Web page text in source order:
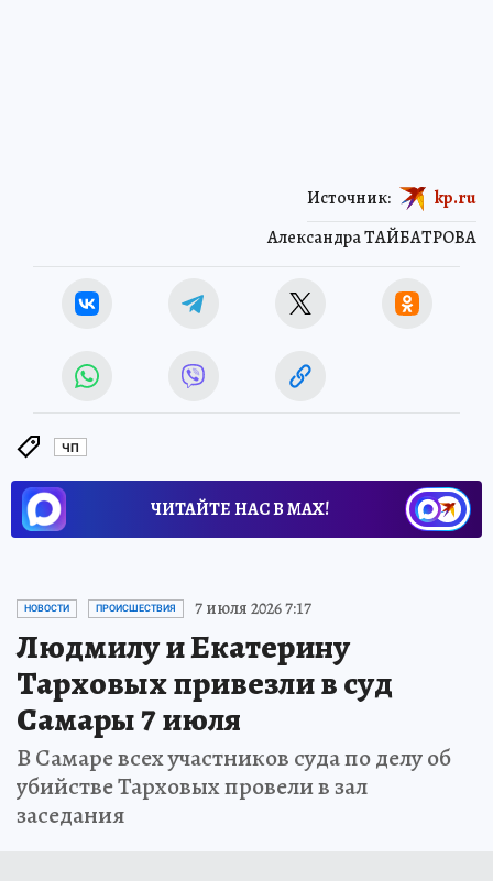
Александра ТАЙБАТРОВА
Источник: kp.ru
ЧП
ЧИТАЙТЕ НАС В МАХ!
НОВОСТИ ПРОИСШЕСТВИЯ 7 июля 2026 7:17
Людмилу и Екатерину
Тарховых привезли в суд
Самары 7 июля
В Самаре всех участников суда по делу об
убийстве Тарховых провели в зал
заседания